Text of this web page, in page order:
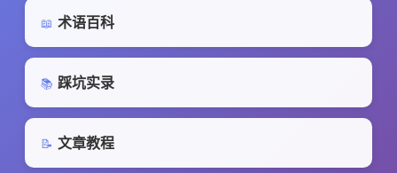
📖 术语百科
📚 踩坑实录
📝 文章教程